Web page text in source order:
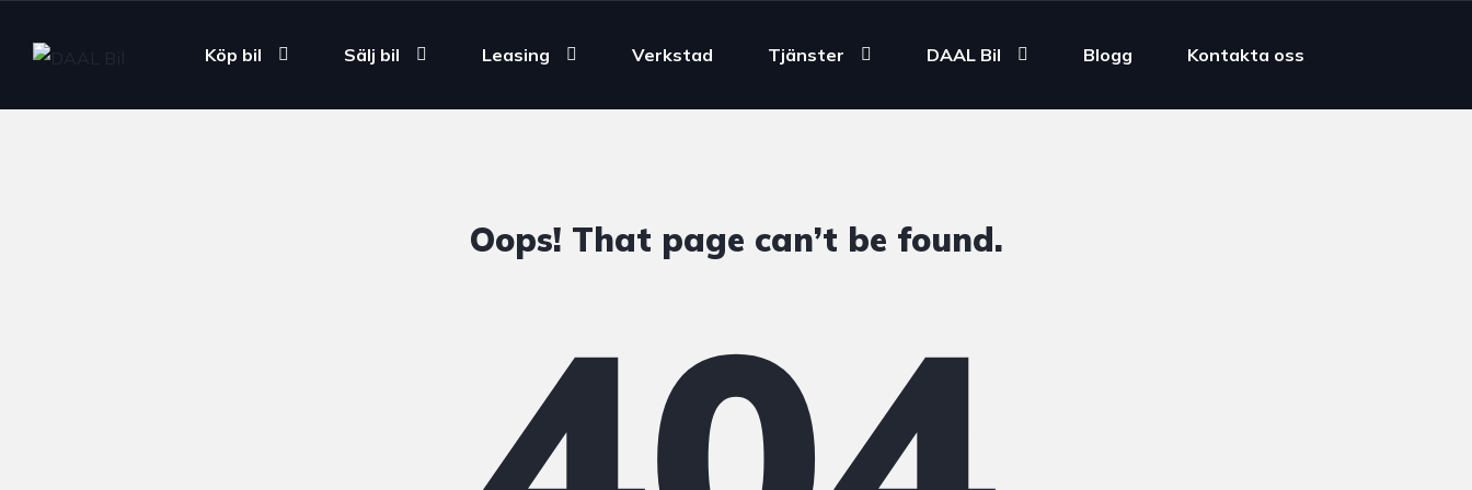
Köp bil Sälj bil Leasing Verkstad Tjänster DAAL Bil Blogg Kontakta oss
Oops! That page can’t be found.